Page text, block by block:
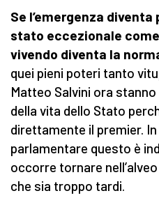
Se l’emergenza
stato eccezionale
vivendo diventa la
quei pieni poteri tanto
Matteo Salvini ora stanno
della vita dello Stato
direttamente il premier.
parlamentare questo è
occorre tornare
che sia troppo tardi.